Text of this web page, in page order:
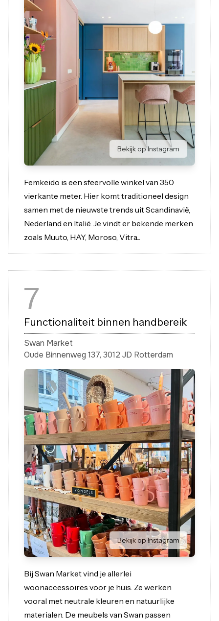
Bekijk op Instagram
Femkeido is een sfeervolle winkel van 350
vierkante meter. Hier komt traditioneel design
samen met de nieuwste trends uit Scandinavië,
Nederland en Italië. Je vindt er bekende merken
zoals Muuto, HAY, Moroso, Vitra...
7
Functionaliteit binnen handbereik
Swan Market
Oude Binnenweg 137, 3012 JD Rotterdam
Bekijk op Instagram
Bij Swan Market vind je allerlei
woonaccessoires voor je huis. Ze werken
vooral met neutrale kleuren en natuurlijke
materialen. De meubels van Swan passen